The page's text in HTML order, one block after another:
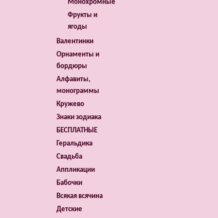
Монохромные
Фрукты и
ягоды
Валентинки
Орнаменты и
бордюры
Алфавиты,
монограммы
Кружево
Знаки зодиака
БЕСПЛАТНЫЕ
Геральдика
Свадьба
Аппликации
Бабочки
Всякая всячина
Детские